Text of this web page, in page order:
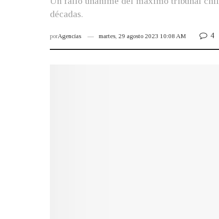
décadas.
porAgencias martes, 29 agosto 2023 10:08 AM 4